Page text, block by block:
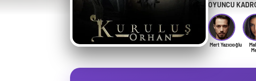
OYUNCU
Mert Yazıcıoğlu